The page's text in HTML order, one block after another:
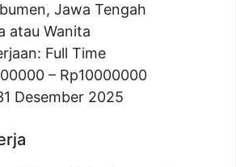
Jawa Tengah
atau Wanita
Full Time
– Rp10000000
Desember 2025